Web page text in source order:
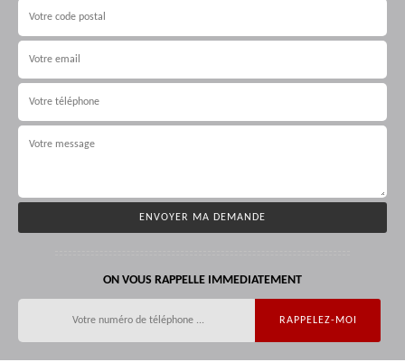
ON VOUS RAPPELLE IMMEDIATEMENT